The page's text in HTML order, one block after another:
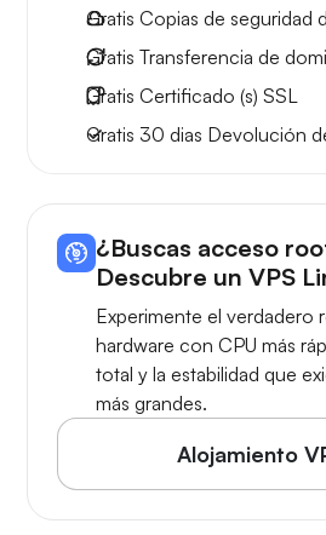
Gratis Copias de seguridad
Gratis Transferencia de
Gratis Certificado (s) SSL
Gratis 30 dias Devolución
¿Buscas acceso
Descubre un VPS
Experimente el verdadero
hardware con CPU más
total y la estabilidad que
más grandes.
Alojamiento